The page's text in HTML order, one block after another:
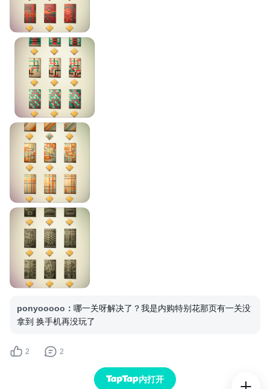
ponyooooo ： 哪一关呀解决了？我是内购特别花那页有一关没
拿到 换手机再没玩了
2 2
内打开